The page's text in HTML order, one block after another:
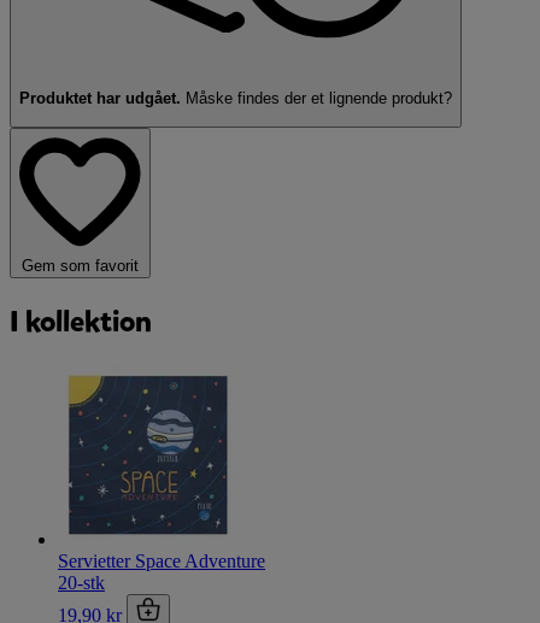
Produktet har udgået. Måske findes der et lignende produkt?
Gem som favorit
I kollektion
Servietter Space Adventure
20-stk
19,90 kr